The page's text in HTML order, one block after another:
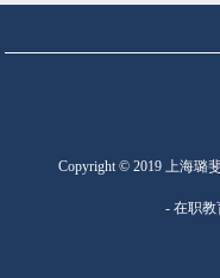
Copyright © 2019 上海璐
- 在职